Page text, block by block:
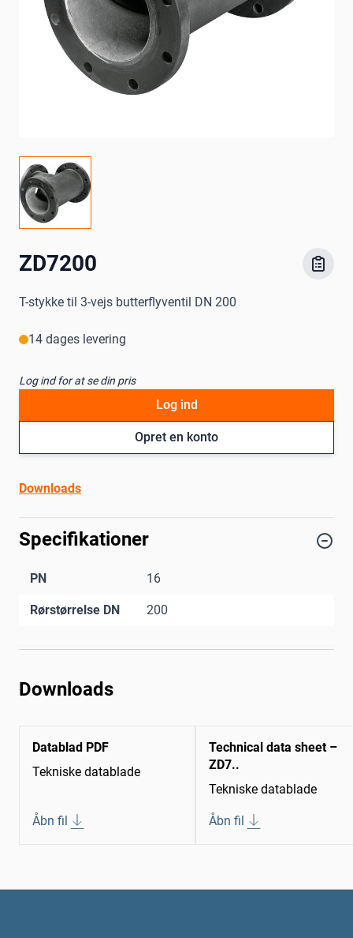
ZD7200
T-stykke til 3-vejs butterflyventil DN 200
14 dages levering
Log ind for at se din pris
Opret en konto
Log ind
Downloads
Specifikationer
PN 16
Rørstørrelse DN 200
Downloads
Datablad PDF
Tekniske datablade
Åbn fil
Technical data sheet –
ZD7..
Tekniske datablade
Åbn fil